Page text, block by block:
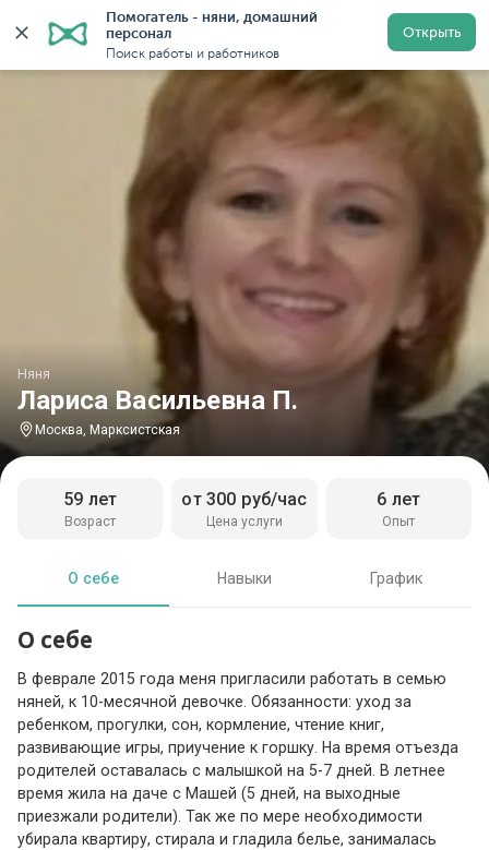
Помогатель - няни, домашний
персонал
Поиск работы и работников
Открыть
Главная Няни Няни в Москве Няни у метро
Лариса Васильевна П.
Няня
Москва, Марксистская
Возраст
59 лет
Цена услуги
от 300 руб/час
Опыт
6 лет
О себе Навыки График
О себе
В феврале 2015 года меня пригласили работать в семью
няней, к 10-месячной девочке. Обязанности: уход за
ребенком, прогулки, сон, кормление, чтение книг,
развивающие игры, приучение к горшку. На время отъезда
родителей оставалась с малышкой на 5-7 дней. В летнее
время жила на даче с Машей (5 дней, на выходные
приезжали родители). Так же по мере необходимости
убирала квартиру, стирала и гладила белье, занималась